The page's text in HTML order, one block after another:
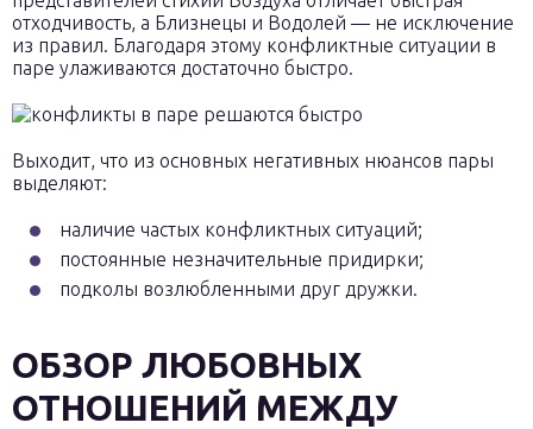
отходчивость, а Близнецы и Водолей — не исключение
из правил. Благодаря этому конфликтные ситуации в
паре улаживаются достаточно быстро.
Выходит, что из основных негативных нюансов пары
выделяют:
наличие частых конфликтных ситуаций;
постоянные незначительные придирки;
подколы возлюбленными друг дружки.
ОБЗОР ЛЮБОВНЫХ
ОТНОШЕНИЙ МЕЖДУ